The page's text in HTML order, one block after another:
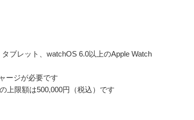
ブレット、watchOS 6.0以上のApple Watch
ージが必要です
上限額は500,000円（税込）です